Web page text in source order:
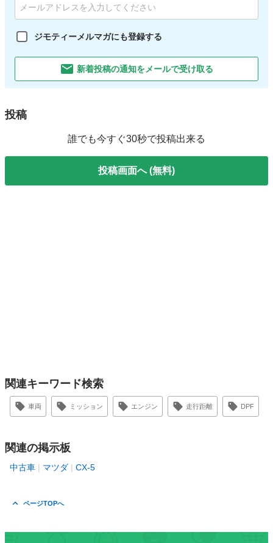
ジモティーメルマガにも登録する
新着投稿の通知をメールで受け取る
投稿
誰でも今すぐ30秒で投稿出来る
投稿画面へ (無料)
関連キーワード検索
車両 ミッション エンジン 走行距離 DPF
関連の掲示板
中古車 マツダ CX-5
ページTOPへ